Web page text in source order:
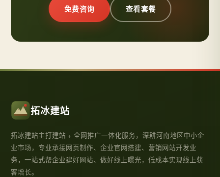
免费咨询 查看套餐
拓冰建站
拓冰建站主打建站 + 全网推广一体化服务，深耕河南地区中小企
业市场，专业承接网页制作、企业官网搭建、营销网站开发业
务，一站式帮企业建好网站、做好线上曝光，低成本实现线上获
客增长。